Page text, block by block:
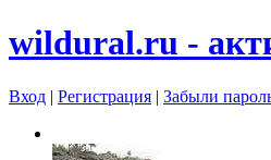
wildural.ru -
Вход | Регистрация | Забыли